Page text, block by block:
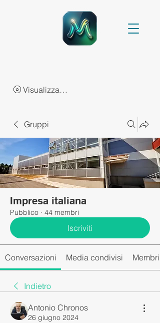
Visualizza punti
Gruppi
Impresa italiana
Pubblico · 44 membri
Iscriviti
Conversazioni Media condivisi
Indietro
Antonio Chronos
26 giugno 2024